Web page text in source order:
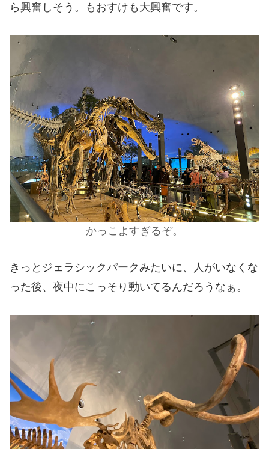
ら興奮しそう。もおすけも大興奮です。
かっこよすぎるぞ。
きっとジェラシックパークみたいに、人がいなくな
った後、夜中にこっそり動いてるんだろうなぁ。